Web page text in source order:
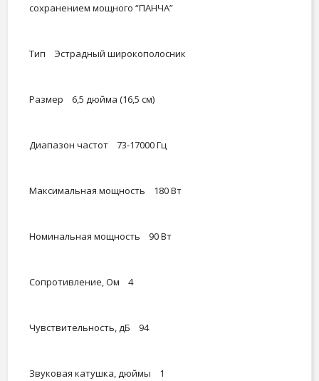
сохранением мощного “ПАНЧА”
Тип Эстрадный широкополосник
Размер 6,5 дюйма (16,5 см)
Диапазон частот 73-17000 Гц
Максимальная мощность 180 Вт
Номинальная мощность 90 Вт
Сопротивление, Ом 4
Чувствительность, дБ 94
Звуковая катушка, дюймы 1